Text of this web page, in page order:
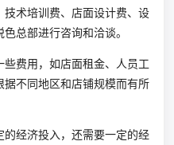
术培训费、店面设计费、设
总部进行咨询和洽谈。
费用，如店面租金、人员工
不同地区和店铺规模而有所
经济投入，还需要一定的经